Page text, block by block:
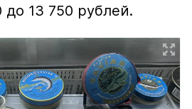
до 13 750 рублей.